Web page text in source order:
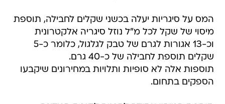
המס על סיגריות יעלה בכשני שקלים לחבילה, תוספת
מיסוי של שקל לכל מ"ל נוזל סיגריה אלקטרונית
וכ-13 אגורות לגרם של טבק לגלגול, כלומר כ-5
שקלים תוספת לחבילה של כ-40 גרם.
תוספות אלה לא סופיות ותלויות במחירונים שיקבעו
הספקים בתחום.